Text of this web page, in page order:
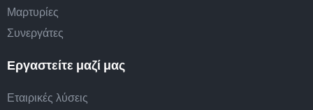
Μαρτυρίες
Συνεργάτες
Εργαστείτε μαζί μας
Εταιρικές λύσεις